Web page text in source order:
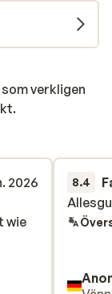
av bastun,
fräsch
mest utsökta
verkligen
2026
wie
wie
8.4